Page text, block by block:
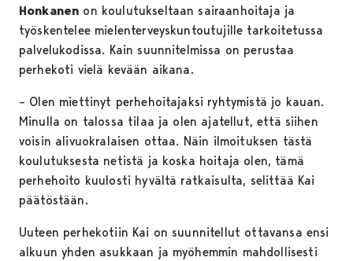
Honkanen on koulutukseltaan sairaanhoitaja ja
työskentelee mielenterveyskuntoutujille tarkoitetussa
palvelukodissa. Kain suunnitelmissa on perustaa
perhekoti vielä kevään aikana.
– Olen miettinyt perhehoitajaksi ryhtymistä jo kauan.
Minulla on talossa tilaa ja olen ajatellut, että siihen
voisin alivuokralaisen ottaa. Näin ilmoituksen tästä
koulutuksesta netistä ja koska hoitaja olen, tämä
perhehoito kuulosti hyvältä ratkaisulta, selittää Kai
päätöstään.
Uuteen perhekotiin Kai on suunnitellut ottavansa ensi
alkuun yhden asukkaan ja myöhemmin mahdollisesti